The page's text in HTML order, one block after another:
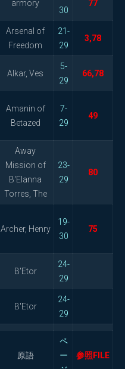
armory
30
77
Arsenal of
Freedom
21-
29
3,78
Alkar, Ves
5-
29
66,78
Amanin of
Betazed
7-
29
49
Away
Mission of
B'Elanna
Torres, The
23-
29
80
Archer, Henry
19-
30
75
B'Etor
24-
29
B'Etor
24-
29
原語
ペ
ー
参照FILE